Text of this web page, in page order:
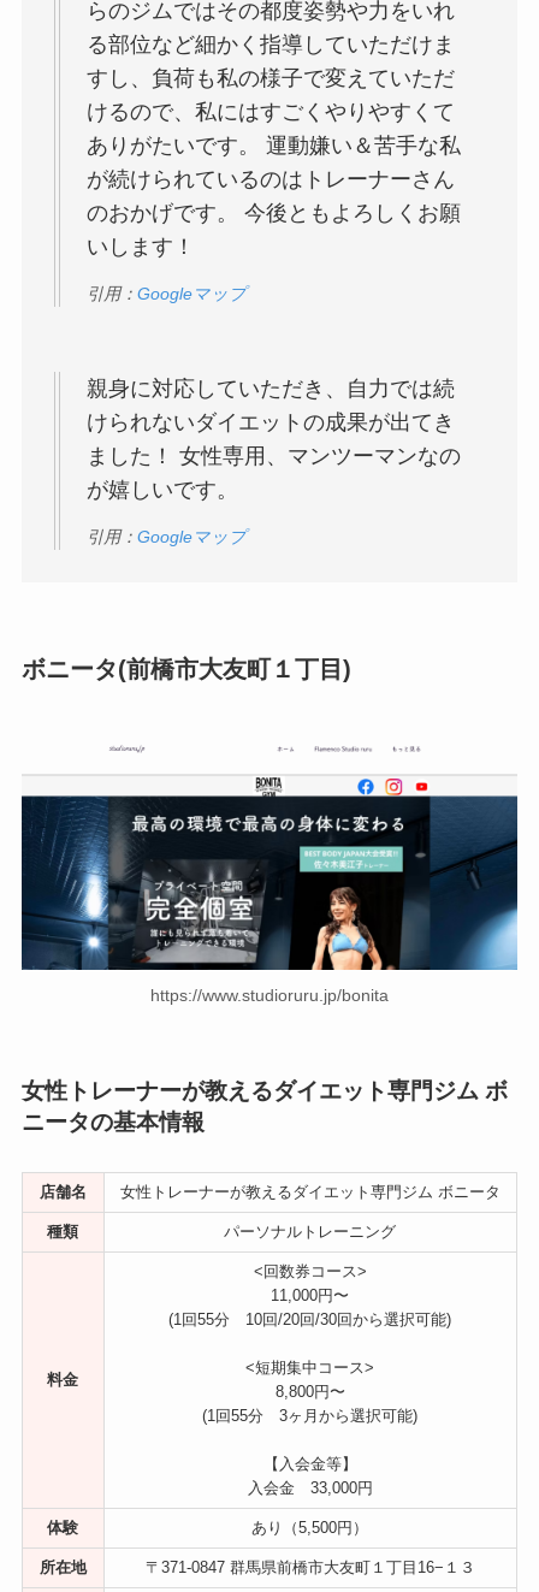
らのジムではその都度姿勢や力をいれ
る部位など細かく指導していただけま
すし、負荷も私の様子で変えていただ
けるので、私にはすごくやりやすくて
ありがたいです。 運動嫌い＆苦手な私
が続けられているのはトレーナーさん
のおかげです。 今後ともよろしくお願
いします！
引用： Googleマップ
親身に対応していただき、自力では続
けられないダイエットの成果が出てき
ました！ 女性専用、マンツーマンなの
が嬉しいです。
引用： Googleマップ
ボニータ(前橋市大友町１丁目)
https://www.studioruru.jp/bonita
女性トレーナーが教えるダイエット専門ジム ボ
ニータの基本情報
店舗名 女性トレーナーが教えるダイエット専門ジム ボニータ
種類 パーソナルトレーニング
料金
<回数券コース>
11,000円〜
(1回55分 10回/20回/30回から選択可能)
<短期集中コース>
8,800円〜
(1回55分 3ヶ月から選択可能)
【入会金等】
入会金 33,000円
体験 あり（5,500円）
所在地 〒371-0847 群馬県前橋市大友町１丁目16−１３